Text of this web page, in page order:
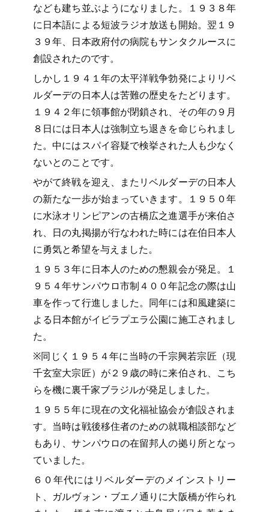
なども建ち並ぶようになりました。１９３８年
に日本語による短波ラジオ放送も開始。翌１９
３９年、日本政府付の病院もサンタクルースに
創設されたのです。
しかし１９４１年の太平洋戦争勃発によりリベ
ルダーデの日本人は苦難の歴史をたどります。
１９４２年に領事館が閉鎖され、その年の９月
８日には日本人は強制立ち退きを命じられまし
た。中にはスパイ容疑で検挙された人も少なく
ないとのことです。
やがて終戦を迎え、またリベルダーデの日本人
の新たな一歩が始まっていきます。１９５０年
に水泳オリンピアンの古橋広之進選手が来伯さ
れ、日の丸掲揚が行なわれた時には在伯日本人
に勇気と希望を与えました。
１９５３年に日本人のための懇親会が発足。１
９５４年サンパウロ市制４００年記念の際は山
車を作って行進しました。同年には和風建築に
よる日本館がイビラプエラ公園に施工されまし
た。
※同じく１９５４年に当時の千宗興若宗匠（現
千玄室大宗匠）が２９歳の時に来伯され、こち
らを機に裏千家ブラジルが発足しました。
１９５５年に現在の文化福祉協会が創設されま
す。当時は戦後移住者のための就職相談部など
もあり、サンパウロの在留邦人の拠り所となっ
ていました。
６０年代にはリベルダーデのメインストリー
ト、ガルヴォン・ブエノ通りに大阪橋が作られ